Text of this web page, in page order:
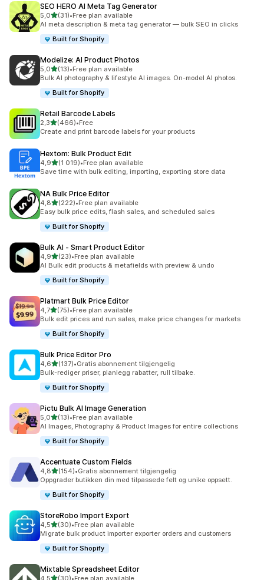
SEO HERO AI Meta Tag Generator
5,0av 5 stjerner
(31)
Totalt 31 omtaler
•Free plan available
AI meta description & meta tag generator — bulk SEO in clicks
Built for Shopify
Modelize: AI Product Photos
5,0av 5 stjerner
(13)
Totalt 13 omtaler
•Free plan available
Bulk AI photography & lifestyle AI images. On-model AI photos.
Built for Shopify
Retail Barcode Labels
2,3av 5 stjerner
(466)
Totalt 466 omtaler
•Free
Create and print barcode labels for your products
Hextom: Bulk Product Edit
4,9av 5 stjerner
(1 019)
Totalt 1019 omtaler
•Free plan available
Save time with bulk editing, importing, exporting store data
NA Bulk Price Editor
4,8av 5 stjerner
(222)
Totalt 222 omtaler
•Free plan available
Easy bulk price edits, flash sales, and scheduled sales
Built for Shopify
Bulk AI ‑ Smart Product Editor
4,9av 5 stjerner
(23)
Totalt 23 omtaler
•Free plan available
AI Bulk edit products & metafields with preview & undo
Built for Shopify
Platmart Bulk Price Editor
4,7av 5 stjerner
(75)
Totalt 75 omtaler
•Free plan available
Bulk edit prices and run sales, make price changes for markets
Built for Shopify
Bulk Price Editor Pro
4,6av 5 stjerner
(137)
Totalt 137 omtaler
•Gratis abonnement tilgjengelig
Bulk-rediger priser, planlegg rabatter, rull tilbake.
Built for Shopify
Pictu Bulk AI Image Generation
5,0av 5 stjerner
(13)
Totalt 13 omtaler
•Free plan available
AI Images, Photography & Product Images for entire collections
Built for Shopify
Accentuate Custom Fields
4,8av 5 stjerner
(154)
Totalt 154 omtaler
•Gratis abonnement tilgjengelig
Oppgrader butikken din med tilpassede felt og unike oppsett.
Built for Shopify
StoreRobo Import Export
4,5av 5 stjerner
(30)
Totalt 30 omtaler
•Free plan available
Migrate bulk product importer exporter orders and customers
Built for Shopify
Mixtable Spreadsheet Editor
4,5av 5 stjerner
(30)•Free plan available